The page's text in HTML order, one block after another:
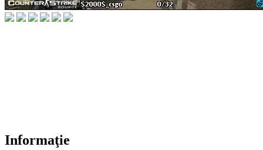
Informaţie